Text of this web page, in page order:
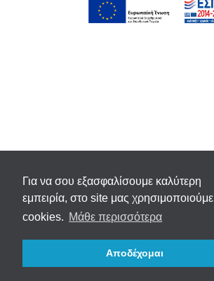
Για να σου εξασφαλίσουμε καλύτερη
εμπειρία, στο site μας χρησιμοποιούμε
cookies. Μάθε περισσότερα
Αποδέχομαι